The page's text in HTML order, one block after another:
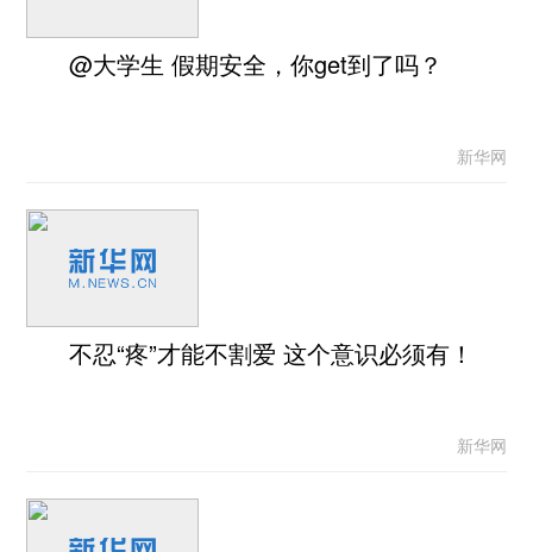
@大学生 假期安全，你get到了吗？
新华网
不忍“疼”才能不割爱 这个意识必须有！
新华网